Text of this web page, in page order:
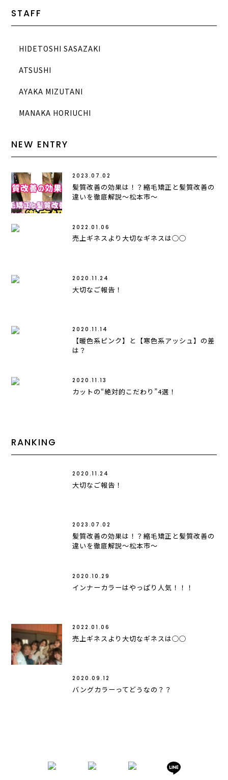
STAFF
HIDETOSHI SASAZAKI
ATSUSHI
AYAKA MIZUTANI
MANAKA HORIUCHI
NEW ENTRY
2023.07.02
髪質改善の効果は！？縮毛矯正と髪質改善の
違いを徹底解説〜松本市〜
2022.01.06
売上ギネスより大切なギネスは◯◯
2020.11.24
大切なご報告！
2020.11.14
【暖色系ピンク】と【寒色系アッシュ】の差
は？
2020.11.13
カットの“絶対的こだわり”4選！
RANKING
2020.11.24
大切なご報告！
2023.07.02
髪質改善の効果は！？縮毛矯正と髪質改善の
違いを徹底解説〜松本市〜
2020.10.29
インナーカラーはやっぱり人気！！！
2022.01.06
売上ギネスより大切なギネスは◯◯
2020.09.12
バングカラーってどうなの？？